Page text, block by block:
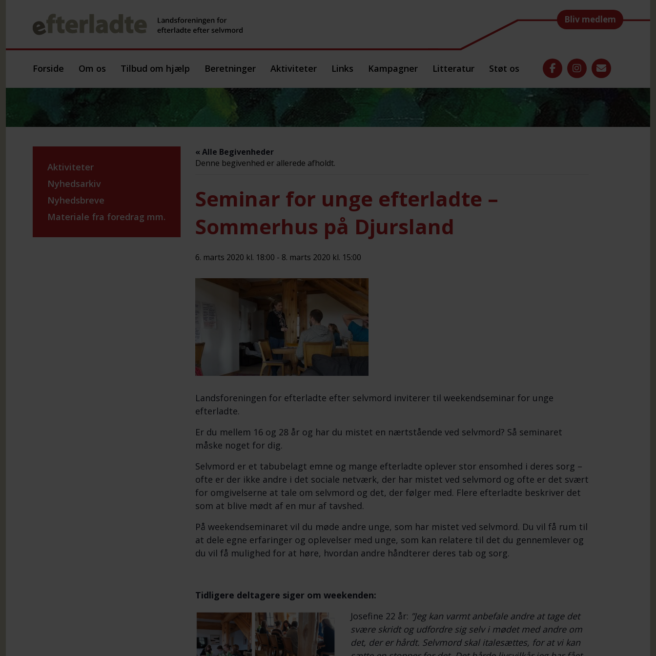
Bliv medlem
Forside Om os Tilbud om hjælp Beretninger Aktiviteter Links Kampagner Litteratur Støt os
« Alle Begivenheder
Denne begivenhed er allerede afholdt.
Seminar for unge efterladte –
Sommerhus på Djursland
6. marts 2020 kl. 18:00 - 8. marts 2020 kl. 15:00
Landsforeningen for efterladte efter selvmord inviterer til weekendseminar for unge
efterladte.
Er du mellem 16 og 28 år og har du mistet en nærtstående ved selvmord? Så seminaret
måske noget for dig.
Selvmord er et tabubelagt emne og mange efterladte oplever stor ensomhed i deres sorg –
ofte er der ikke andre i det sociale netværk, der har mistet ved selvmord og ofte er det svært
for omgivelserne at tale om selvmord og det, der følger med. Flere efterladte beskriver det
som at blive mødt af en mur af tavshed.
På weekendseminaret vil du møde andre unge, som har mistet ved selvmord. Du vil få rum til
at dele egne erfaringer og oplevelser med unge, som kan relatere til det du gennemlever og
du vil få mulighed for at høre, hvordan andre håndterer deres tab og sorg.
Tidligere deltagere siger om weekenden:
Josefine 22 år: ”Jeg kan varmt anbefale andre at tage det
svære skridt og udfordre sig selv i mødet med andre om
det, der er hårdt. Selvmord skal italesættes, for at vi kan
Aktiviteter
Nyhedsarkiv
Nyhedsbreve
Materiale fra foredrag mm.